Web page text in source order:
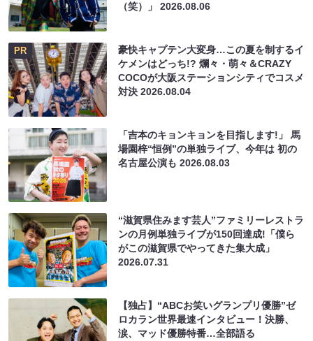
（笑）」2026.08.06
PR
豪快キャプテン大変身…この夏を制するイ
ケメンはどっち!? 爛々・萌々＆CRAZY
COCOが大阪ステーションシティでコスメ
対決2026.08.04
「吉本のキョンキョンを目指します!」 馬
場園梓“恒例”の単独ライブ、今年は 初の
名古屋公演も2026.08.03
“滋賀県住みます芸人”ファミリーレストラ
ンの月例単独ライブが150回達成!「僕ら
がこの滋賀県でやってきた集大成」
2026.07.31
【独占】“ABCお笑いグランプリ優勝”ゼ
ロカラン世界最速インタビュー！決勝、
涙、マッド優勝特番…全部語る